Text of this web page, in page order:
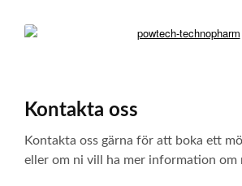
Kontakta oss
Kontakta oss gärna för att boka ett
eller om ni vill ha mer information om